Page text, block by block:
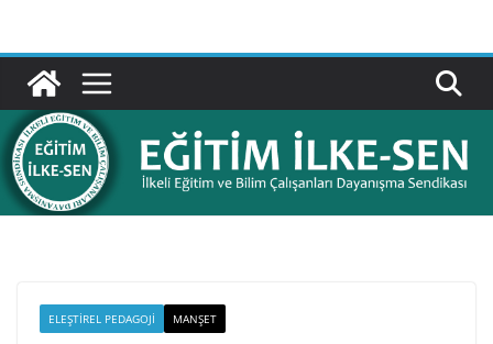
content
ELEŞTIREL PEDAGOJI MANŞET